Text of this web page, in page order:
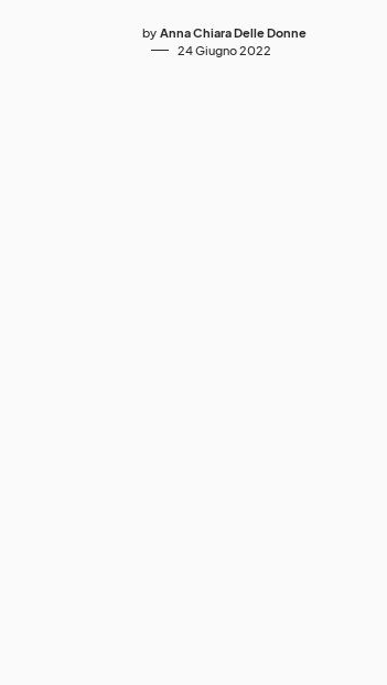
by Anna Chiara Delle Donne
24 Giugno 2022